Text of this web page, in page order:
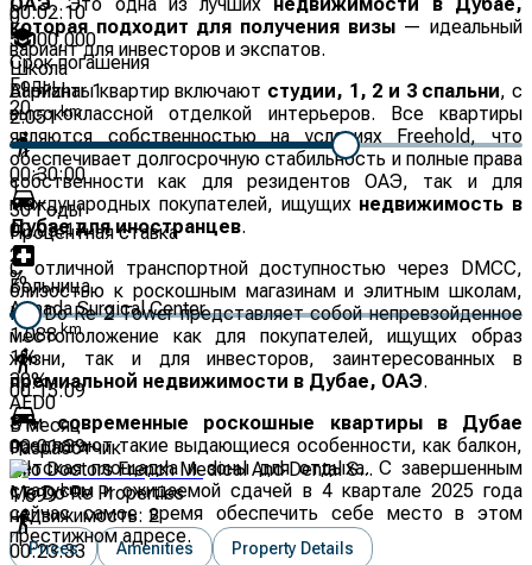
которая подходит для получения визы— идеальный
вариант для инвесторов и экспатов.
Варианты квартир включают студии, 1, 2 и 3 спальни, с
высококлассной отделкой интерьеров. Все квартиры
являются собственностью на условиях Freehold, что
обеспечивает долгосрочную стабильность и полные права
собственности как для резидентов ОАЭ, так и для
международных покупателей, ищущих недвижимость в
Дубае для иностранцев.
С отличной транспортной доступностью через DMCC,
близостью к роскошным магазинам и элитным школам,
Me Do Re 2 Tower представляет собой непревзойденное
местоположение как для покупателей, ищущих образ
жизни, так и для инвесторов, заинтересованных в
премиальной недвижимости в Дубае, ОАЭ.
Этисовременные роскошные квартиры в Дубае
предлагают такие выдающиеся особенности, как балкон,
детская площадка и зоны для отдыха. С завершенным
статусом и ожидаемой сдачей в 4 квартале 2025 года
сейчас самое время обеспечить себе место в этом
престижном адресе.
00:02:10
Школа
Al mizhar 1
2.051km
00:30:00
00:03:17
Больница
Armada Surgical Center
1.088km
00:15:09
00:01:39
Allo Doctors French Medical And Dental S...
1.699km
00:23:33
0
5,000,000
Срок погашения
Годы
20
1
30 Годы
Процентная ставка
2
%
1%
30%
AED0
В месяц
Разработчик
Me Do Re Properties
недвижимость: 2
Prices Amenities Property Details